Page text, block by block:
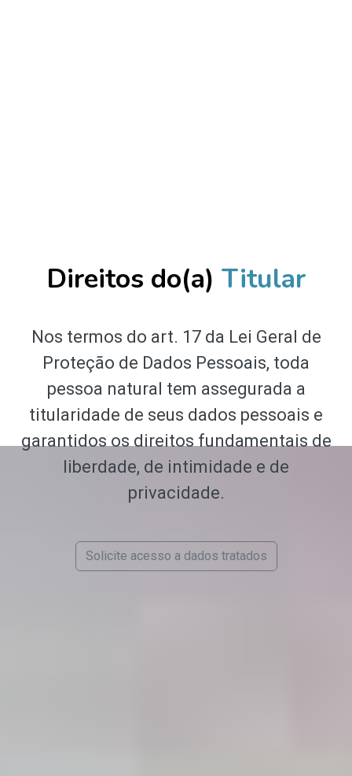
Direitos do(a) Titular
Nos termos do art. 17 da Lei Geral de
Proteção de Dados Pessoais, toda
pessoa natural tem assegurada a
titularidade de seus dados pessoais e
garantidos os direitos fundamentais de
liberdade, de intimidade e de
privacidade.
Solicite acesso a dados tratados